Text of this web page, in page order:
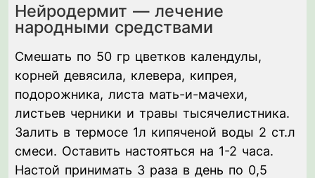
Нейродермит — лечение
народными средствами
Смешать по 50 гр цветков календулы,
корней девясила, клевера, кипрея,
подорожника, листа мать-и-мачехи,
листьев черники и травы тысячелистника.
Залить в термосе 1л кипяченой воды 2 ст.л
смеси. Оставить настояться на 1-2 часа.
Настой принимать 3 раза в день по 0,5